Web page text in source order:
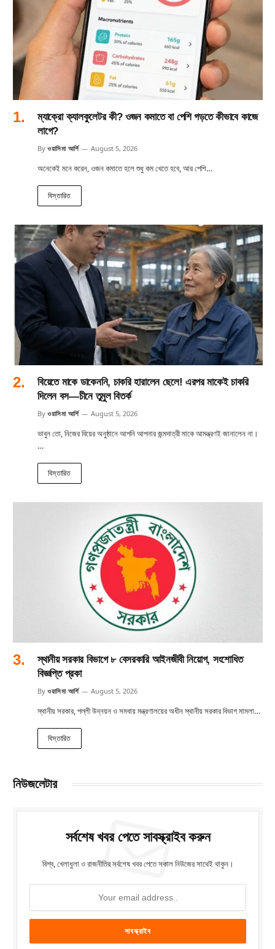
ম্যাক্রো ক্যালকুলেটর কী? ওজন কমাতে বা পেশি গড়তে কীভাবে কাজে
লাগে?
By ওয়াসিমা আর্শি August 5, 2026
অনেকেই মনে করেন, ওজন কমাতে হলে শুধু কম খেতে হবে, আর পেশি…
বিস্তারিত
বিয়েতে মাকে ডাকেননি, চাকরি হারালেন ছেলে! এরপর মাকেই চাকরি
দিলেন বস—চীনে তুমুল বিতর্ক
By ওয়াসিমা আর্শি August 5, 2026
ভাবুন তো, নিজের বিয়ের অনুষ্ঠানে আপনি আপনার জন্মদাত্রী মাকে আমন্ত্রণই জানালেন না।
…
বিস্তারিত
স্থানীয় সরকার বিভাগে ৮ বেসরকারি আইনজীবী নিয়োগ, সংশোধিত
বিজ্ঞপ্তি প্রকা
By ওয়াসিমা আর্শি August 5, 2026
স্থানীয় সরকার, পল্লী উন্নয়ন ও সমবায় মন্ত্রণালয়ের অধীন স্থানীয় সরকার বিভাগ মামলা…
বিস্তারিত
নিউজলেটার
সর্বশেষ খবর পেতে সাবস্ক্রাইব করুন
বিশ্ব, খেলাধুলা ও রাজনীতির সর্বশেষ খবর পেতে সকাল নিউজের সাথেই থাকুন।